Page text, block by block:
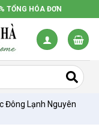
TỔNG HÓA ĐƠN
Đông Lạnh Nguyên